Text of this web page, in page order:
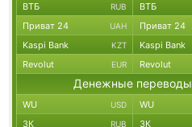
ВТБ RUB ВТБ
Приват 24 UAH Приват 24
Kaspi Bank KZT Kaspi Bank
Revolut EUR Revolut
Денежные переводы
WU USD WU
ЗК RUB ЗК